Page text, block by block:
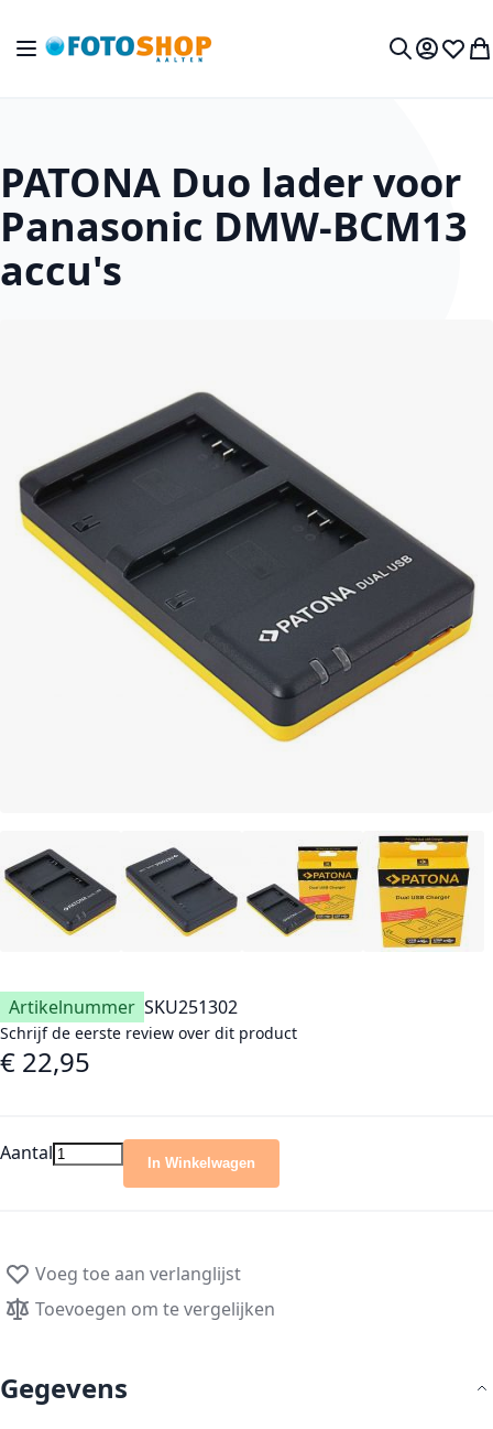
Toggle Nav
Mijn
PATONA Duo lader voor
Panasonic DMW-BCM13
accu's
Artikelnummer SKU251302
Schrijf de eerste review over dit product
€ 22,95
Aantal In Winkelwagen
Voeg toe aan verlanglijst
Toevoegen om te vergelijken
Gegevens